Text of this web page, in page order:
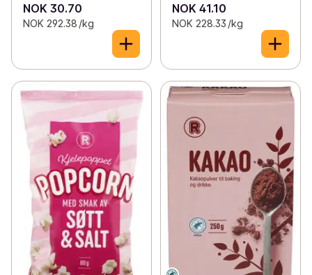
NOK 30.70
NOK 292.38 /kg
NOK 41.10
NOK 228.33 /kg